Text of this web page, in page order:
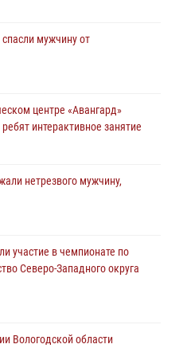
ОБЛАСТИ ЗАДЕРЖАНО 23
несовершеннолетнего
Западного округа
мужчину от
центре «Авангард»
интерактивное занятие
нетрезвого мужчину,
участие в чемпионате по
Северо-Западного округа
Вологодской области